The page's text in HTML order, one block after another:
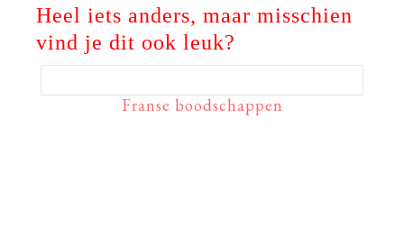
Heel iets anders, maar misschien
vind je dit ook leuk?
Franse boodschappen